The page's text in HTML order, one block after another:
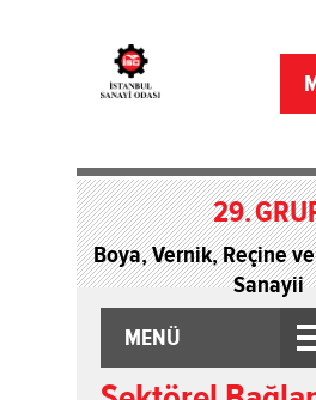
29.
Boya, Vernik, Reçine
Sanayii
MENÜ